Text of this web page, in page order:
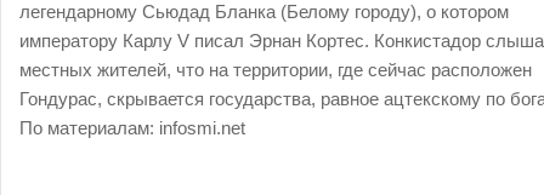
легендарному Сьюдад Бланка (Белому городу), о котором
императору Карлу V писал Эрнан Кортес. Конкистадор
местных жителей, что на территории, где сейчас расположен
Гондурас, скрывается государства, равное ацтекскому по
По материалам: infosmi.net